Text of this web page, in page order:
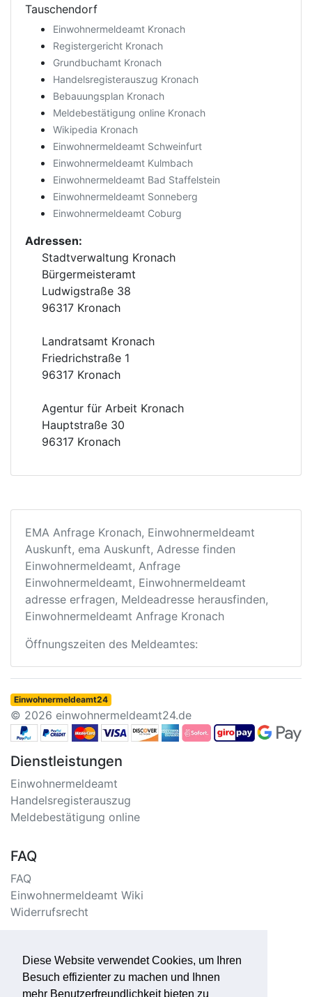
Diese Website verwendet Cookies, um Ihren
Besuch effizienter zu machen und Ihnen
mehr Benutzerfreundlichkeit bieten zu
Tauschendorf
Einwohnermeldeamt Kronach
Registergericht Kronach
Grundbuchamt Kronach
Handelsregisterauszug Kronach
Bebauungsplan Kronach
Meldebestätigung online Kronach
Wikipedia Kronach
Einwohnermeldeamt Schweinfurt
Einwohnermeldeamt Kulmbach
Einwohnermeldeamt Bad Staffelstein
Einwohnermeldeamt Sonneberg
Einwohnermeldeamt Coburg
Adressen:
Stadtverwaltung Kronach
Bürgermeisteramt
Ludwigstraße 38
96317 Kronach
Landratsamt Kronach
Friedrichstraße 1
96317 Kronach
Agentur für Arbeit Kronach
Hauptstraße 30
96317 Kronach
EMA Anfrage Kronach, Einwohnermeldeamt
Auskunft, ema Auskunft, Adresse finden
Einwohnermeldeamt, Anfrage
Einwohnermeldeamt, Einwohnermeldeamt
adresse erfragen, Meldeadresse herausfinden,
Einwohnermeldeamt Anfrage Kronach
Öffnungszeiten des Meldeamtes:
Einwohnermeldeamt24
© 2026 einwohnermeldeamt24.de
Dienstleistungen
Einwohnermeldeamt
Handelsregisterauszug
Meldebestätigung online
FAQ
FAQ
Einwohnermeldeamt Wiki
Widerrufsrecht
Impressum/Kontakt
Datenschutzerklärung